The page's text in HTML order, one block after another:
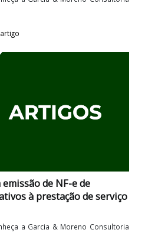
prazo de cancelamento
a Garcia & Moreno